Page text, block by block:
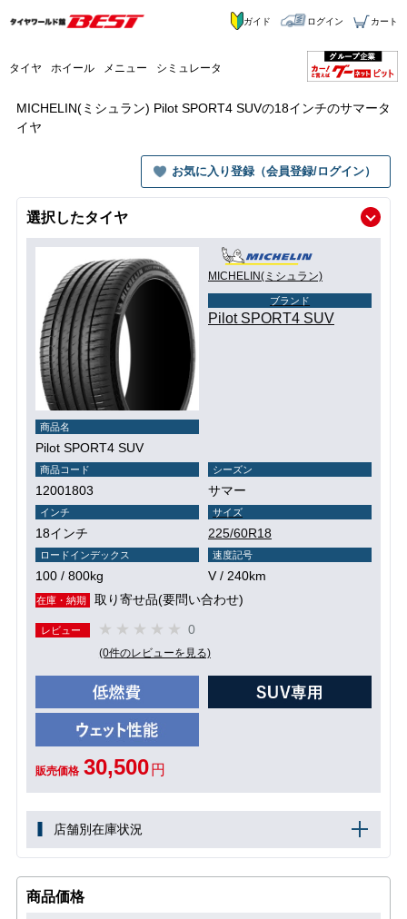
タイヤ ホイール メニュー シミュレータ
ガイド ログイン カート
MICHELIN(ミシュラン) Pilot SPORT4 SUVの18インチのサマータ
イヤ
お気に入り登録（会員登録/ログイン）
選択したタイヤ
MICHELIN(ミシュラン)
ブランド
Pilot SPORT4 SUV
商品名
Pilot SPORT4 SUV
商品コード
12001803
シーズン
サマー
インチ
18インチ
サイズ
225/60R18
ロードインデックス
100 / 800kg
速度記号
V / 240km
在庫・納期 取り寄せ品(要問い合わせ)
レビュー 0
(0件のレビューを見る)
販売価格 30,500 円
店舗別在庫状況
商品価格